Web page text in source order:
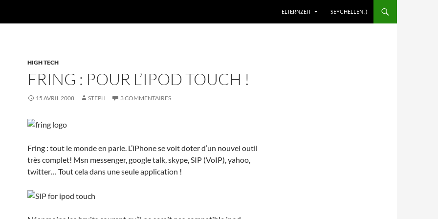
ELTERNZEIT SEYCHELLEN :)
HIGH TECH
FRING : POUR L’IPOD TOUCH !
15 AVRIL 2008 STEPH 3 COMMENTAIRES
Fring : tout le monde en parle. L’iPhone se voit doter d’un nouvel outil
très complet! Msn messenger, google talk, skype, SIP (VoIP), yahoo,
twitter… Tout cela dans une seule application !